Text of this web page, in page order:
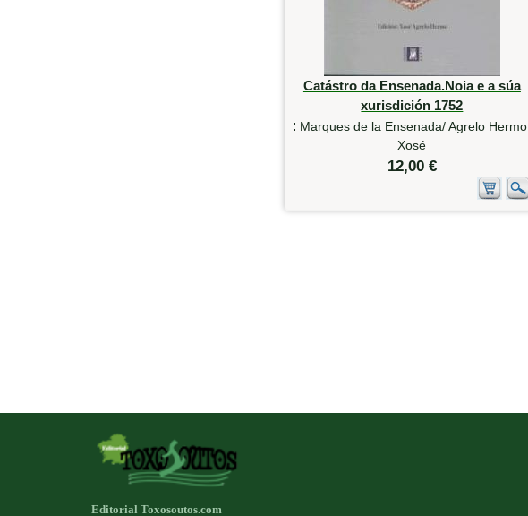
Catástro da Ensenada.Noia e a súa
xurisdición 1752
: Marques de la Ensenada/ Agrelo Hermo,
Xosé
12,00 €
Editorial Toxosoutos.com